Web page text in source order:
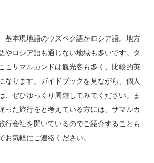
基本現地語のウズベク語かロシア語。地方
やロシア語も通じない地域も多いです。タ
こサマルカンドは観光客も多く、比較的英
なります。ガイドブックを見ながら、個人
、ぜひゆっくり周遊してみてください。ま
った旅行をと考えている方には、サマルカ
行会社を開いているのでご紹介することも
お気軽にご連絡ください。